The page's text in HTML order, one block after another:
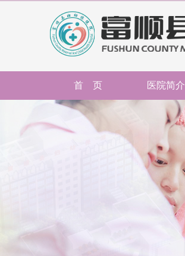
首 页 医院简介